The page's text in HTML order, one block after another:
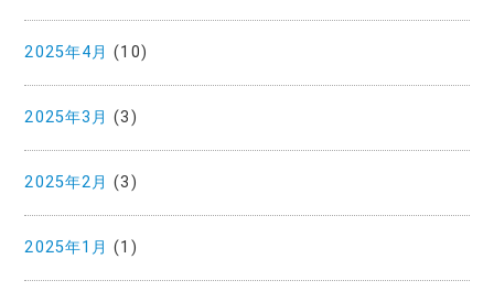
2025年4月 (10)
2025年3月 (3)
2025年2月 (3)
2025年1月 (1)